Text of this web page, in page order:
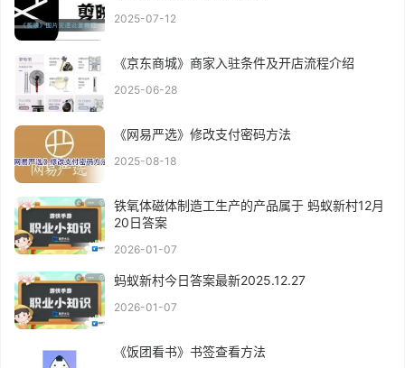
2025-07-12
《京东商城》商家入驻条件及开店流程介绍
2025-06-28
《网易严选》修改支付密码方法
2025-08-18
铁氧体磁体制造工生产的产品属于 蚂蚁新村12月
20日答案
2026-01-07
蚂蚁新村今日答案最新2025.12.27
2026-01-07
《饭团看书》书签查看方法